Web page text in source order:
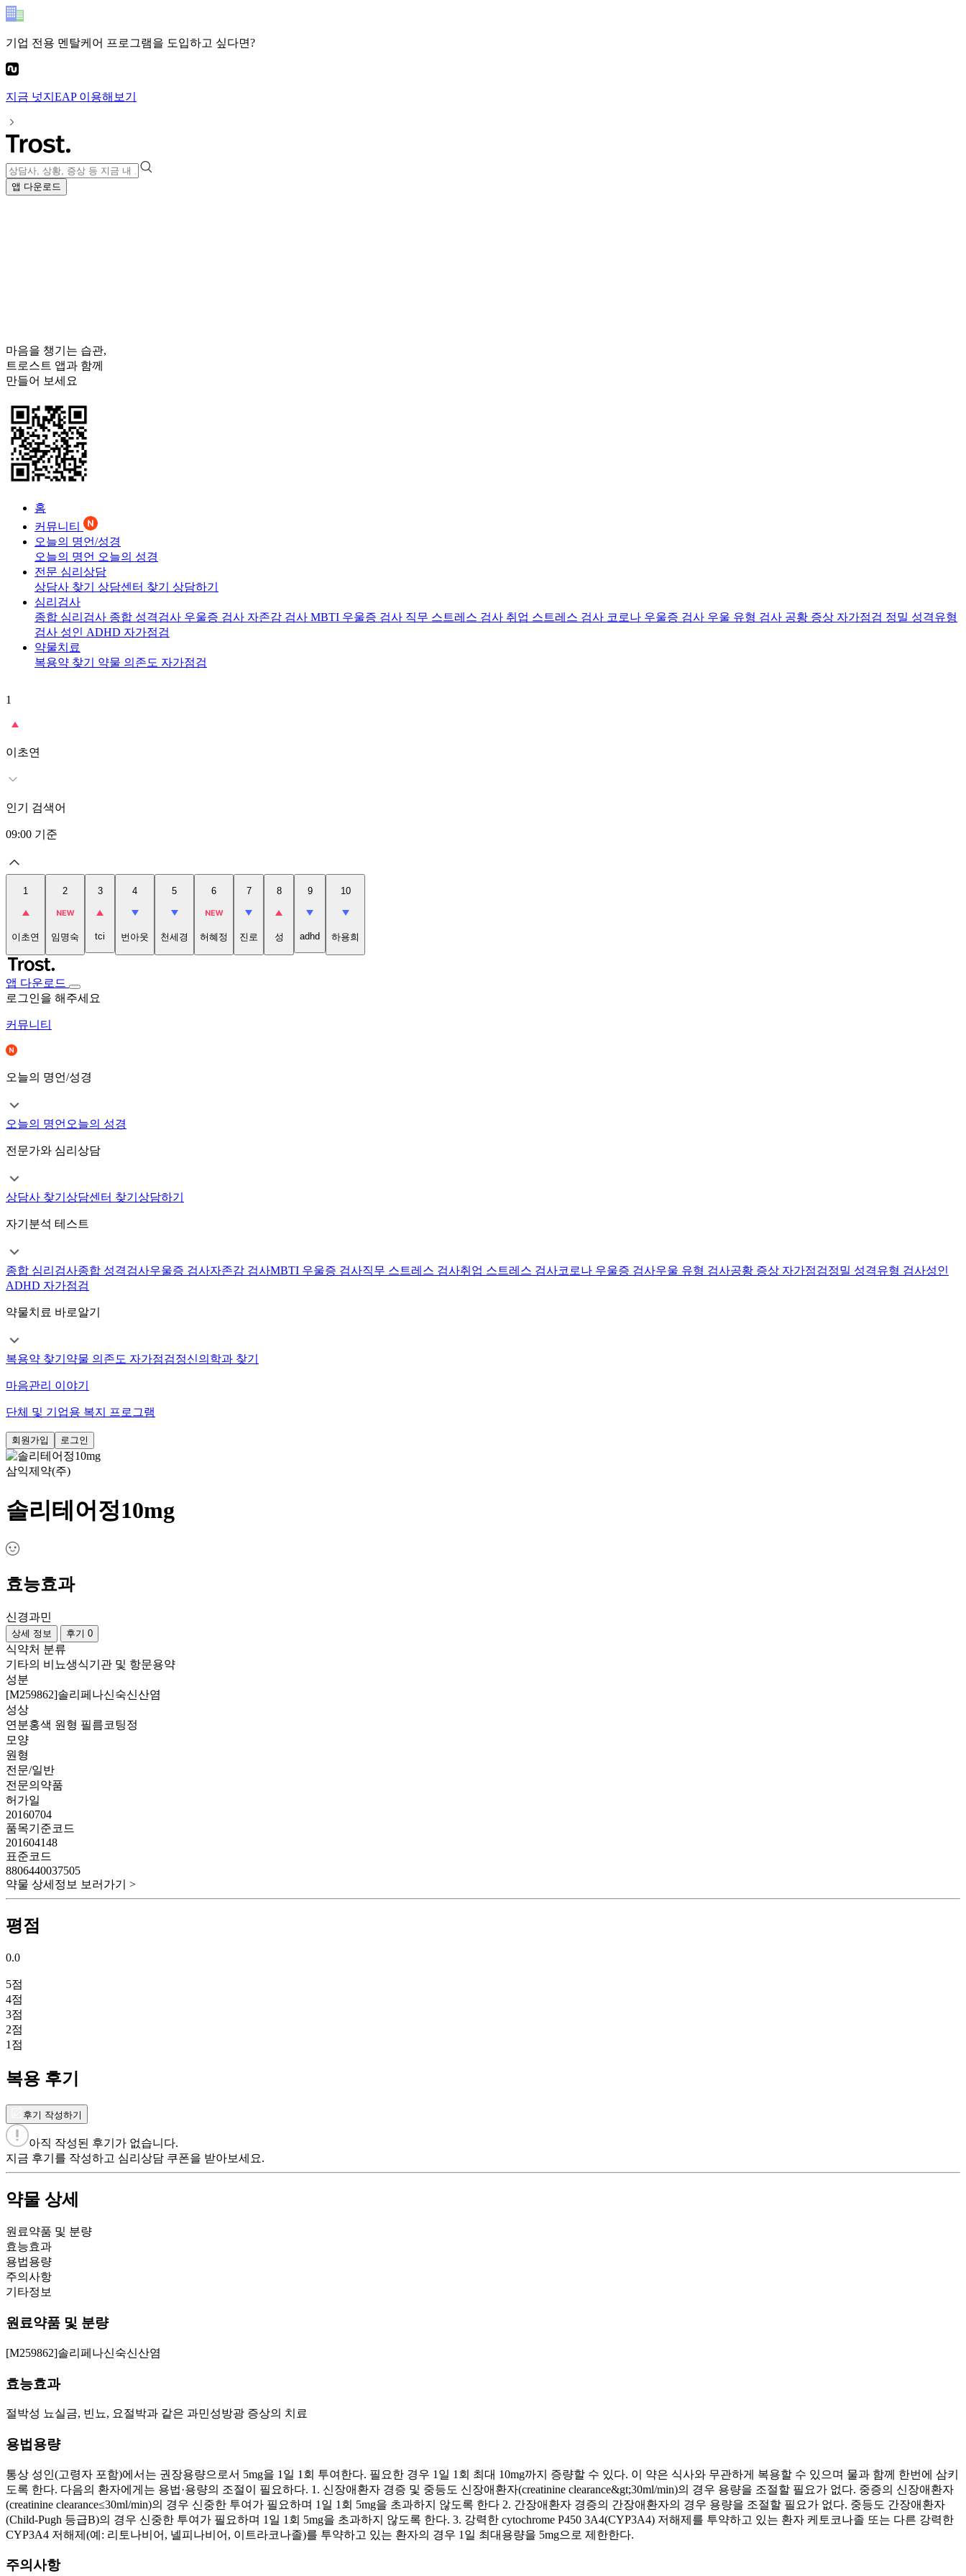
기업 전용 멘탈케어 프로그램을 도입하고 싶다면?
지금 넛지EAP이용해보기
앱 다운로드
마음을 챙기는 습관,
트로스트 앱과 함께
만들어 보세요
홈
커뮤니티
오늘의 명언/성경
오늘의 명언 오늘의 성경
전문 심리상담
상담사 찾기 상담센터 찾기 상담하기
심리검사
종합 심리검사 종합 성격검사 우울증 검사 자존감 검사 MBTI 우울증 검사 직무 스트레스 검사 취업 스트레스 검사 코로나 우울증 검사 우울 유형 검사 공황 증상 자가점검 정밀 성격유형
검사 성인 ADHD 자가점검
약물치료
복용약 찾기 약물 의존도 자가점검
1
이초연
인기 검색어
09:00 기준
1
이초연
2
임명숙
3
tci
4
번아웃
5
천세경
6
허혜정
7
진로
8
성
9
adhd
10
하용희
앱 다운로드
로그인을 해주세요
커뮤니티
오늘의 명언/성경
오늘의 명언 오늘의 성경
전문가와 심리상담
상담사 찾기 상담센터 찾기 상담하기
자기분석 테스트
종합 심리검사종합 성격검사우울증 검사자존감 검사MBTI 우울증 검사직무 스트레스 검사취업 스트레스 검사코로나 우울증 검사우울 유형 검사공황 증상 자가점검정밀 성격유형 검사성인
ADHD 자가점검
약물치료 바로알기
복용약 찾기 약물 의존도 자가점검정신의학과 찾기
마음관리 이야기
단체 및 기업용 복지 프로그램
회원가입 로그인
삼익제약(주)
솔리테어정10mg
효능효과
신경과민
상세 정보 후기 0
식약처 분류
기타의 비뇨생식기관 및 항문용약
성분
[M259862]솔리페나신숙신산염
성상
연분홍색 원형 필름코팅정
모양
원형
전문/일반
전문의약품
허가일
20160704
품목기준코드
201604148
표준코드
8806440037505
약물 상세정보 보러가기 >
평점
0.0
5점
4점
3점
2점
1 점
복용 후기
후기 작성하기
아직 작성된 후기가 없습니다.
지금 후기를 작성하고 심리상담 쿠폰을 받아보세요.
약물 상세
원료약품 및 분량
효능효과
용법용량
주의사항
기타정보
원료약품 및 분량
[M259862]솔리페나신숙신산염
효능효과
절박성 뇨실금, 빈뇨, 요절박과 같은 과민성방광 증상의 치료
용법용량
통상 성인(고령자 포함)에서는 권장용량으로서 5mg을 1일 1회 투여한다. 필요한 경우 1일 1회 최대 10mg까지 증량할 수 있다. 이 약은 식사와 무관하게 복용할 수 있으며 물과 함께 한번에 삼키
도록 한다. 다음의 환자에게는 용법·용량의 조절이 필요하다. 1. 신장애환자 경증 및 중등도 신장애환자(creatinine clearance&gt;30ml/min)의 경우 용량을 조절할 필요가 없다. 중증의 신장애환자
(creatinine clearance≤30ml/min)의 경우 신중한 투여가 필요하며 1일 1회 5mg을 초과하지 않도록 한다 2. 간장애환자 경증의 간장애환자의 경우 용량을 조절할 필요가 없다. 중등도 간장애환자
(Child-Pugh 등급B)의 경우 신중한 투여가 필요하며 1일 1회 5mg을 초과하지 않도록 한다. 3. 강력한 cytochrome P450 3A4(CYP3A4) 저해제를 투약하고 있는 환자 케토코나졸 또는 다른 강력한
CYP3A4 저해제(예: 리토나비어, 넬피나비어, 이트라코나졸)를 투약하고 있는 환자의 경우 1일 최대용량을 5mg으로 제한한다.
주의사항